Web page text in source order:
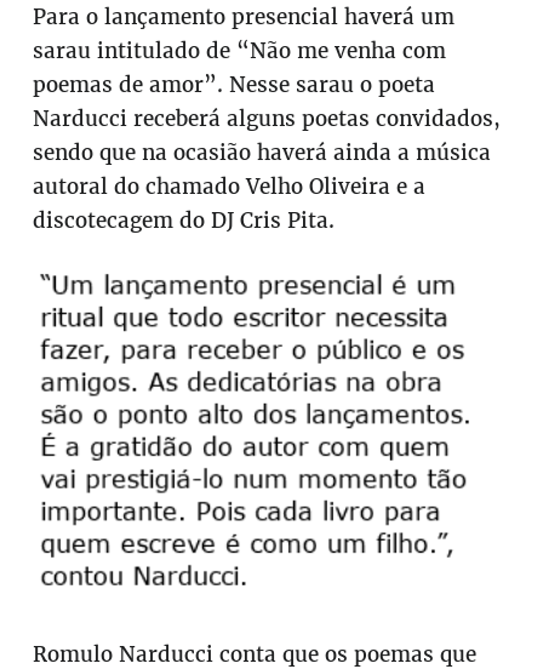
Para o lançamento presencial haverá um
sarau intitulado de “Não me venha com
poemas de amor”. Nesse sarau o poeta
Narducci receberá alguns poetas convidados,
sendo que na ocasião haverá ainda a música
autoral do chamado Velho Oliveira e a
discotecagem do DJ Cris Pita.
Romulo Narducci conta que os poemas que